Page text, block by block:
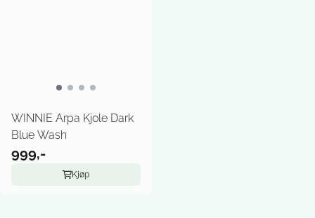
WINNIE Arpa Kjole Dark
Blue Wash
999,-
Kjøp